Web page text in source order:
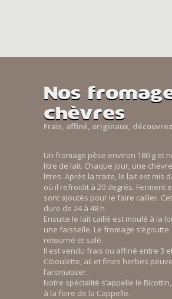
Nos
chèvres
Frais, affiné, originaux,
Un fromage pèse environ 180 g et
litre de lait. Chaque jour, une
litres. Après la traite, le lait est mis
où il refroidit à 20 degrés. Ferment
sont ajoutés pour le faire cailler.
dure de 24 à 48 h.
Ensuite le lait caillé est moulé à la
une faisselle. Le fromage s’égoutte
retourné et salé.
Il est vendu frais ou affiné entre 3
Ciboulette, ail et fines herbes
l’aromatiser.
Notre spécialité s’appelle le
à la foire de la Cappelle.